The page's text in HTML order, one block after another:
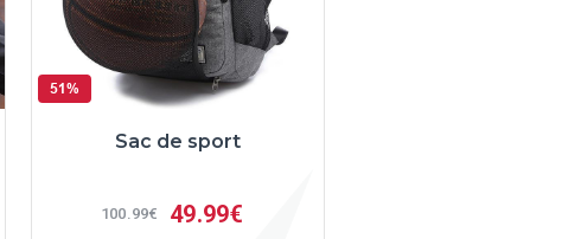
51%
Sac de sport
100 99€ 49 99€